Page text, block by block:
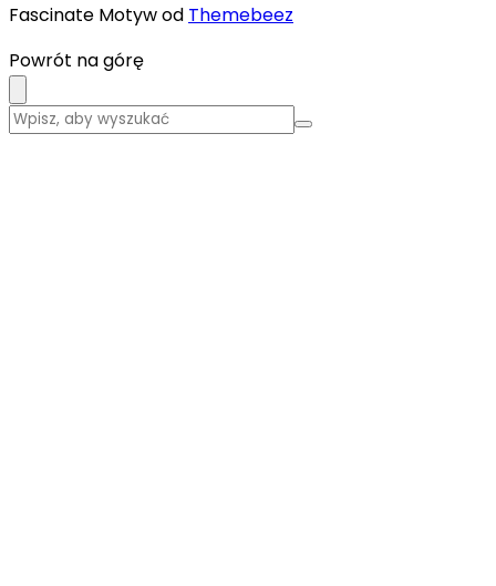
Fascinate Motyw od Themebeez
Powrót na górę